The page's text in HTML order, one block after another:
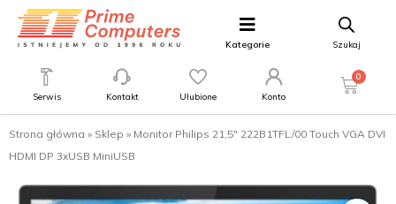
Kategorie Szukaj
Serwis Kontakt Ulubione Konto
0
Strona główna » Sklep » Monitor Philips 21,5″ 222B1TFL/00 Touch VGA DVI
HDMI DP 3xUSB MiniUSB